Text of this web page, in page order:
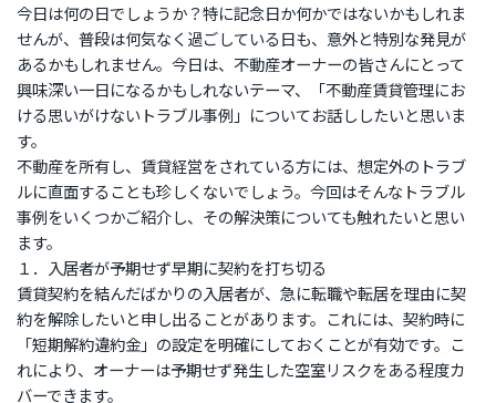
今日は何の日でしょうか？特に記念日か何かではないかもしれま
せんが、普段は何気なく過ごしている日も、意外と特別な発見が
あるかもしれません。今日は、不動産オーナーの皆さんにとって
興味深い一日になるかもしれないテーマ、「不動産賃貸管理にお
ける思いがけないトラブル事例」についてお話ししたいと思いま
す。
不動産を所有し、賃貸経営をされている方には、想定外のトラブ
ルに直面することも珍しくないでしょう。今回はそんなトラブル
事例をいくつかご紹介し、その解決策についても触れたいと思い
ます。
１．入居者が予期せず早期に契約を打ち切る
賃貸契約を結んだばかりの入居者が、急に転職や転居を理由に契
約を解除したいと申し出ることがあります。これには、契約時に
「短期解約違約金」の設定を明確にしておくことが有効です。こ
れにより、オーナーは予期せず発生した空室リスクをある程度カ
バーできます。